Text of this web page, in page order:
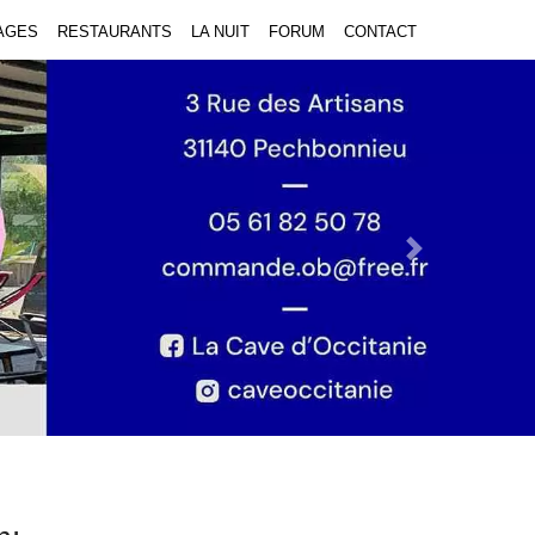
RESTAURANTS LA NUIT FORUM CONTACT
Next Slide